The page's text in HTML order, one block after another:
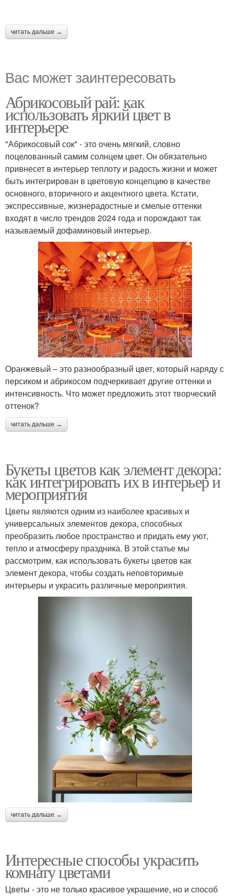
читать дальше →
Вас может заинтересовать
Абрикосовый рай: как
использовать яркий цвет в
интерьере
"Абрикосовый сок" - это очень мягкий, словно
поцелованный самим солнцем цвет. Он обязательно
привнесет в интерьер теплоту и радость жизни и может
быть интегрирован в цветовую концепцию в качестве
основного, вторичного и акцентного цвета. Кстати,
экспрессивные, жизнерадостные и смелые оттенки
входят в число трендов 2024 года и порождают так
называемый дофаминовый интерьер.
Оранжевый – это разнообразный цвет, который наряду с
персиком и абрикосом подчеркивает другие оттенки и
интенсивность. Что может предложить этот творческий
оттенок?
читать дальше →
Букеты цветов как элемент декора:
как интегрировать их в интерьер и
мероприятия
Цветы являются одним из наиболее красивых и
универсальных элементов декора, способных
преобразить любое пространство и придать ему уют,
тепло и атмосферу праздника. В этой статье мы
рассмотрим, как использовать букеты цветов как
элемент декора, чтобы создать неповторимые
интерьеры и украсить различные мероприятия.
читать дальше →
Интересные способы украсить
комнату цветами
Цветы - это не только красивое украшение, но и способ